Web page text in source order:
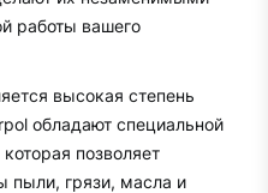
работы вашего
высокая степень
обладают специальной
позволяет
пыли, грязи, масла и